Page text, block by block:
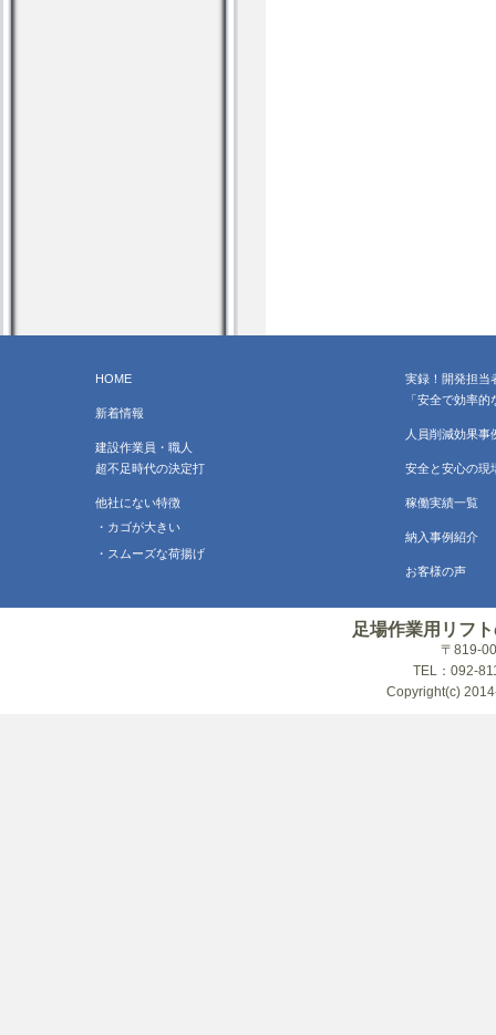
HOME
新着情報
建設作業員・職人
超不足時代の決定打
他社にない特徴
・カゴが大きい
・スムーズな荷揚げ
実録！開発担当
「安全で効率
人員削減効果事
安全と安心の現
稼働実績一覧
納入事例紹介
お客様の声
足場作業用リフ
〒819-
TEL：092-
Copyright(c)